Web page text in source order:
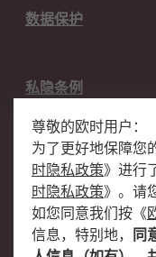
数据保护
私隐条例
关于欧时
欧时销售条款
企业集团
关于我们
尊敬的欧时用户：
为了更好地保障您
时隐私政策》 进行
时隐私政策》 。请
如您同意我们按 《
信息，特别地，
同